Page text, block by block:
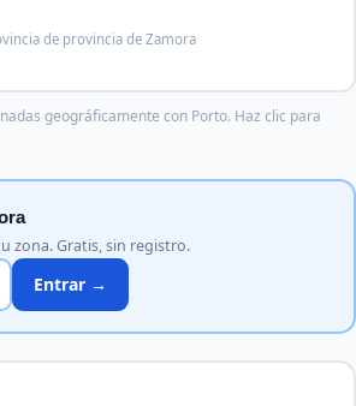
de provincia de Zamora
geográficamente con Porto. Haz clic para
zona. Gratis, sin registro.
Entrar →